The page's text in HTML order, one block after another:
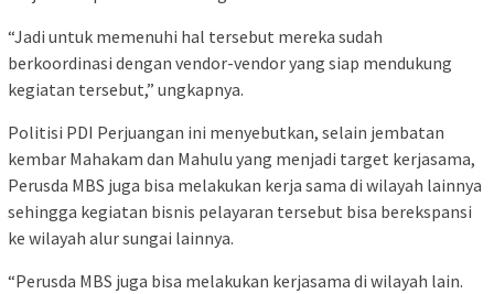
“Jadi untuk memenuhi hal tersebut mereka sudah
berkoordinasi dengan vendor-vendor yang siap mendukung
kegiatan tersebut,” ungkapnya.
Politisi PDI Perjuangan ini menyebutkan, selain jembatan
kembar Mahakam dan Mahulu yang menjadi target kerjasama,
Perusda MBS juga bisa melakukan kerja sama di wilayah lainnya
sehingga kegiatan bisnis pelayaran tersebut bisa berekspansi
ke wilayah alur sungai lainnya.
“Perusda MBS juga bisa melakukan kerjasama di wilayah lain.